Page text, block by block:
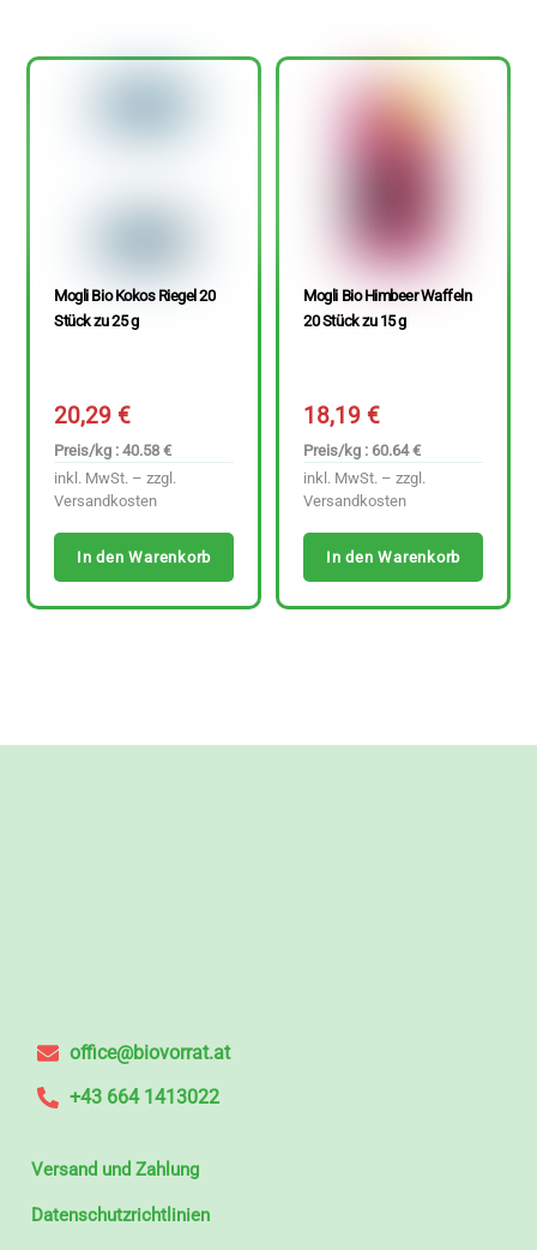
Mogli Bio Kokos Riegel 20
Stück zu 25 g
20,29€
Preis/kg : 40.58 €
inkl. MwSt. – zzgl.
Versandkosten
In den Warenkorb
Mogli Bio Himbeer Waffeln
20 Stück zu 15 g
18,19€
Preis/kg : 60.64 €
inkl. MwSt. – zzgl.
Versandkosten
In den Warenkorb
office@biovorrat.at
+43 664 1413022
Versand und Zahlung
Datenschutzrichtlinien